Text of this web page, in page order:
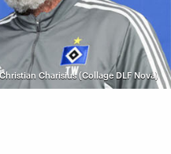
Charisius (Collage DLF Nova)